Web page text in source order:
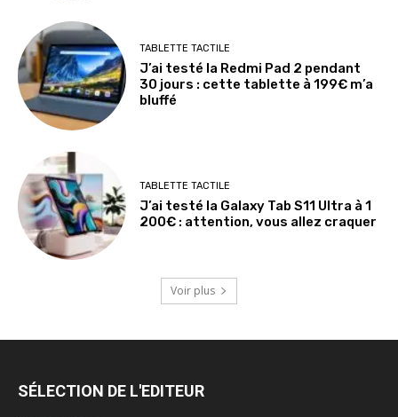
TABLETTE TACTILE
J’ai testé la Redmi Pad 2 pendant
30 jours : cette tablette à 199€ m’a
bluffé
TABLETTE TACTILE
J’ai testé la Galaxy Tab S11 Ultra à 1
200€ : attention, vous allez craquer
Voir plus
SÉLECTION DE L'EDITEUR